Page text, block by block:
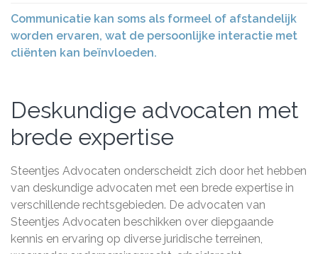
Communicatie kan soms als formeel of afstandelijk
worden ervaren, wat de persoonlijke interactie met
cliënten kan beïnvloeden.
Deskundige advocaten met
brede expertise
Steentjes Advocaten onderscheidt zich door het hebben
van deskundige advocaten met een brede expertise in
verschillende rechtsgebieden. De advocaten van
Steentjes Advocaten beschikken over diepgaande
kennis en ervaring op diverse juridische terreinen,